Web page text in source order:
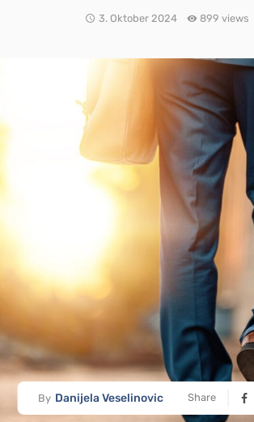
3. Oktober 2024 899 views
By Danijela Veselinovic Share